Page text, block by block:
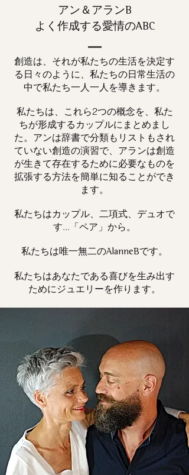
アン＆アランB
よく作成する愛情のABC
創造は、それが私たちの生活を決定す
る日々のように、私たちの日常生活の
中で私たち一人一人を導きます。
私たちは、これら2つの概念を、私た
ちが形成するカップルにまとめまし
た。アンは辞書で分類もリストもされ
ていない創造の演習で、アランは創造
が生きて存在するために必要なものを
拡張する方法を簡単に知ることができ
ます。
私たちはカップル、二項式、デュオで
す...「ペア」から。
私たちは唯一無二のAlanneBです。
私たちはあなたである喜びを生み出す
ためにジュエリーを作ります。